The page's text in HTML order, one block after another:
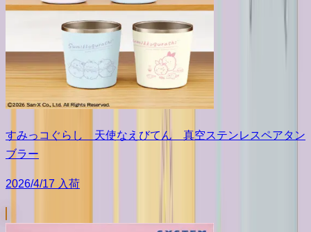
すみっコぐらし 天使なえびてん 真空ステンレスペアタン
ブラー
2026/4/17 入荷